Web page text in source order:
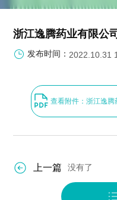
浙江逸腾药业有限公
发布时间： 2022.10.31
查看附件：浙江逸
上一篇 没有了